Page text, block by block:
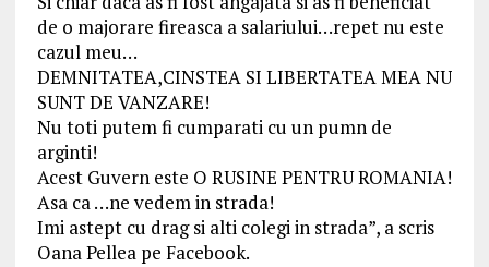
de o majorare fireasca a salariului…repet nu este
cazul meu…
DEMNITATEA,CINSTEA SI LIBERTATEA MEA NU
SUNT DE VANZARE!
Nu toti putem fi cumparati cu un pumn de
arginti!
Acest Guvern este O RUSINE PENTRU ROMANIA!
Asa ca …ne vedem in strada!
Imi astept cu drag si alti colegi in strada”, a scris
Oana Pellea pe Facebook.